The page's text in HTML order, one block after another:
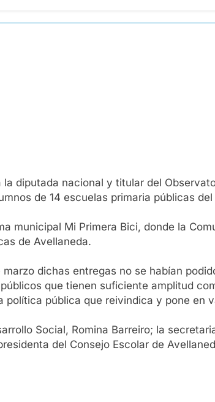
diputada nacional y titular del
de 14 escuelas primaria públicas
municipal Mi Primera Bici, donde la
de Avellaneda.
dichas entregas no se habían
que tienen suficiente amplitud
pública que reivindica y pone en
Social, Romina Barreiro; la
del Consejo Escolar de